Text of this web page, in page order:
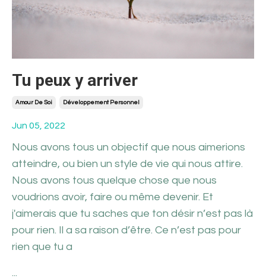
Tu peux y arriver
Amour De Soi Développement Personnel
Jun 05, 2022
Nous avons tous un objectif que nous aimerions
atteindre, ou bien un style de vie qui nous attire.
Nous avons tous quelque chose que nous
voudrions avoir, faire ou même devenir. Et
j'aimerais que tu saches que ton désir n’est pas là
pour rien. Il a sa raison d’être. Ce n’est pas pour
rien que tu a
...